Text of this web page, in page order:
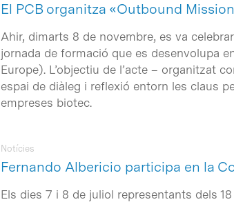
El PCB organitza «Outbound
Ahir, dimarts 8 de novembre, es va
jornada de formació que es desenvolupa
Europe). L’objectiu de l’acte – organitzat
espai de diàleg i reflexió entorn les claus
empreses biotec.
Fernando Albericio participa en la
Notícies
Els dies 7 i 8 de juliol representants dels